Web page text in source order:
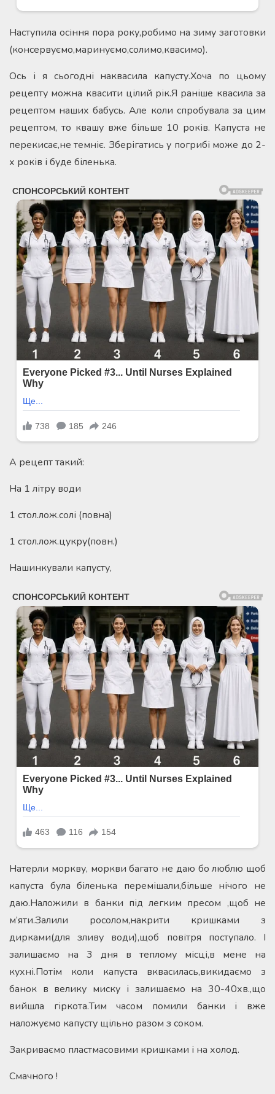
Наступила осіння пора року,робимо на зиму заготовки
(консервуємо,маринуємо,солимо,квасимо).
Ось і я сьогодні наквасила капусту.Хоча по цьому
рецепту можна квасити цілий рік.Я раніше квасила за
рецептом наших бабусь. Але коли спробувала за цим
рецептом, то квашу вже більше 10 років. Капуста не
перекисає,не темніє. Зберігатись у погрибі може до 2-
х років і буде біленька.
А рецепт такий:
На 1 літру води
1 стол.лож.солі (повна)
1 стол.лож.цукру(повн.)
Нашинкували капусту,
Натерли моркву, моркви багато не даю бо люблю щоб
капуста була біленька перемішали,більше нічого не
даю.Наложили в банки під легким пресом ,щоб не
м’яти.Залили росолом,накрити кришками з
дирками(для зливу води),щоб повітря поступало. І
залишаємо на 3 дня в теплому місці,в мене на
кухні.Потім коли капуста вквасилась,викидаємо з
банок в велику миску і залишаємо на 30-40хв.,що
вийшла гіркота.Тим часом помили банки і вже
наложуємо капусту щільно разом з соком.
Закриваємо пластмасовими кришками і на холод.
Смачного !